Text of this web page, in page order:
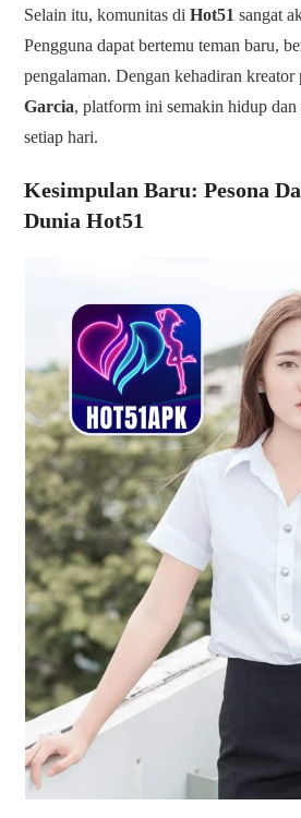
Selain itu, komunitas diHot51 sangat
Pengguna dapat bertemu teman baru,
pengalaman. Dengan kehadiran
Garcia, platform ini semakin hidup
setiap hari.
Kesimpulan Baru: Pesona
Dunia Hot51